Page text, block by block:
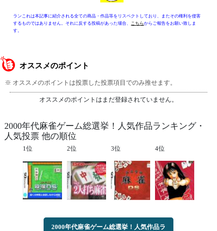
ランこれは本記事に紹介される全ての商品・作品等をリスペクトしており、またその権利を侵害
するものではありません。それに反する投稿があった場合、 こちらからご報告をお願い致しま
す。
オススメのポイント
※ オススメのポイントは投票した投票項目でのみ推せます。
オススメのポイントはまだ登録されていません。
2000年代麻雀ゲーム総選挙！人気作品ランキング・
人気投票 他の順位
1位 2位 3位 4位
2000年代麻雀ゲーム総選挙！人気作品ラ